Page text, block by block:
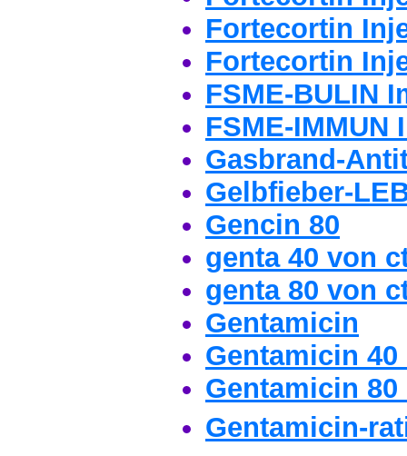
Fortecortin
Fortecortin
FSME-BULIN
FSME-IMMUN
Gasbrand-
Gelbfieber-
Gencin 80
genta 40 von
genta 80 von
Gentamicin
Gentamicin 40
Gentamicin 80
Gentamicin-